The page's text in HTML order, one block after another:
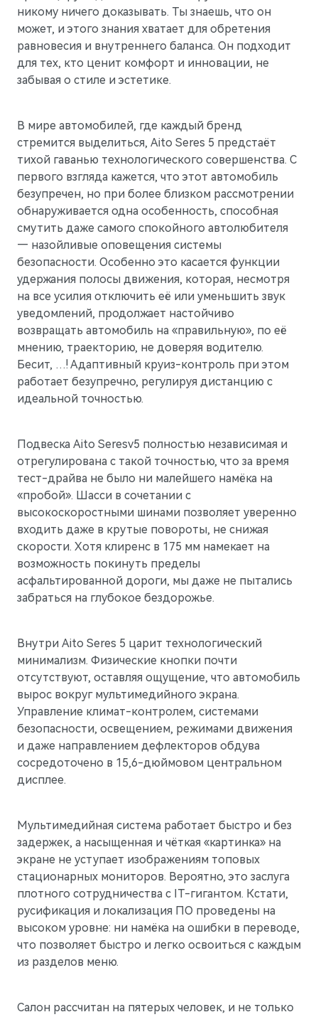
никому ничего доказывать. Ты знаешь, что он
может, и этого знания хватает для обретения
равновесия и внутреннего баланса. Он подходит
для тех, кто ценит комфорт и инновации, не
забывая о стиле и эстетике.
В мире автомобилей, где каждый бренд
стремится выделиться, Aito Seres 5 предстаёт
тихой гаванью технологического совершенства. С
первого взгляда кажется, что этот автомобиль
безупречен, но при более близком рассмотрении
обнаруживается одна особенность, способная
смутить даже самого спокойного автолюбителя
— назойливые оповещения системы
безопасности. Особенно это касается функции
удержания полосы движения, которая, несмотря
на все усилия отключить её или уменьшить звук
уведомлений, продолжает настойчиво
возвращать автомобиль на «правильную», по её
мнению, траекторию, не доверяя водителю.
Бесит, …! Адаптивный круиз-контроль при этом
работает безупречно, регулируя дистанцию с
идеальной точностью.
Подвеска Aito Seresv5 полностью независимая и
отрегулирована с такой точностью, что за время
тест-драйва не было ни малейшего намёка на
«пробой». Шасси в сочетании с
высокоскоростными шинами позволяет уверенно
входить даже в крутые повороты, не снижая
скорости. Хотя клиренс в 175 мм намекает на
возможность покинуть пределы
асфальтированной дороги, мы даже не пытались
забраться на глубокое бездорожье.
Внутри Aito Seres 5 царит технологический
минимализм. Физические кнопки почти
отсутствуют, оставляя ощущение, что автомобиль
вырос вокруг мультимедийного экрана.
Управление климат-контролем, системами
безопасности, освещением, режимами движения
и даже направлением дефлекторов обдува
сосредоточено в 15,6-дюймовом центральном
дисплее.
Мультимедийная система работает быстро и без
задержек, а насыщенная и чёткая «картинка» на
экране не уступает изображениям топовых
стационарных мониторов. Вероятно, это заслуга
плотного сотрудничества с IT-гигантом. Кстати,
русификация и локализация ПО проведены на
высоком уровне: ни намёка на ошибки в переводе,
что позволяет быстро и легко освоиться с каждым
из разделов меню.
Салон рассчитан на пятерых человек, и не только